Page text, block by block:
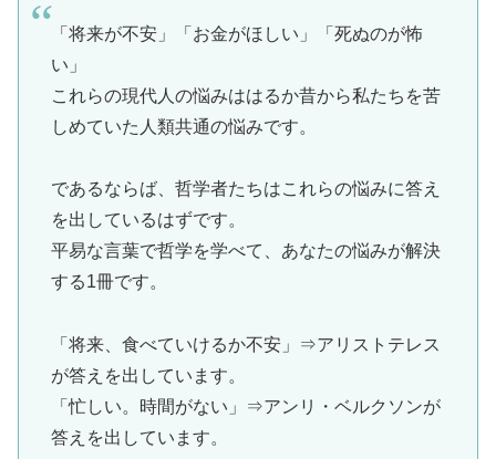
「将来が不安」「お金がほしい」「死ぬのが怖
い」
これらの現代人の悩みははるか昔から私たちを苦
しめていた人類共通の悩みです。
であるならば、哲学者たちはこれらの悩みに答え
を出しているはずです。
平易な言葉で哲学を学べて、あなたの悩みが解決
する1冊です。
「将来、食べていけるか不安」⇒アリストテレス
が答えを出しています。
「忙しい。時間がない」⇒アンリ・ベルクソンが
答えを出しています。